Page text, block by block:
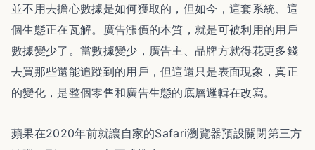
並不用去擔心數據是如何獲取的，但如今，這套系統、這
個生態正在瓦解。廣告漲價的本質，就是可被利用的用戶
數據變少了。當數據變少，廣告主、品牌方就得花更多錢
去買那些還能追蹤到的用戶，但這還只是表面現象，真正
的變化，是整個零售和廣告生態的底層邏輯在改寫。
蘋果在2020年前就讓自家的Safari瀏覽器預設關閉第三方